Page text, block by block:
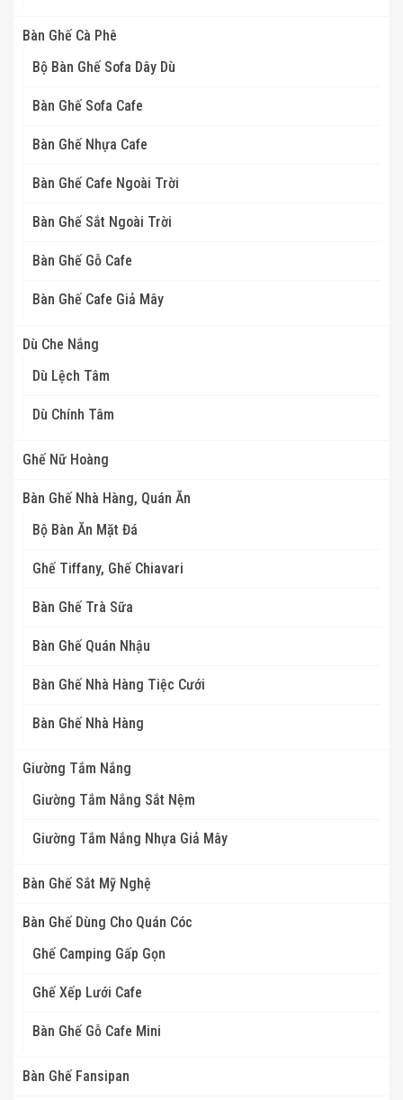
Bàn Ghế Cà Phê
Bộ Bàn Ghế Sofa Dây Dù
Bàn Ghế Sofa Cafe
Bàn Ghế Nhựa Cafe
Bàn Ghế Cafe Ngoài Trời
Bàn Ghế Sắt Ngoài Trời
Bàn Ghế Gỗ Cafe
Bàn Ghế Cafe Giả Mây
Dù Che Nắng
Dù Lệch Tâm
Dù Chính Tâm
Ghế Nữ Hoàng
Bàn Ghế Nhà Hàng, Quán Ăn
Bộ Bàn Ăn Mặt Đá
Ghế Tiffany, Ghế Chiavari
Bàn Ghế Trà Sữa
Bàn Ghế Quán Nhậu
Bàn Ghế Nhà Hàng Tiệc Cưới
Bàn Ghế Nhà Hàng
Giường Tắm Nắng
Giường Tắm Nắng Sắt Nệm
Giường Tắm Nắng Nhựa Giả Mây
Bàn Ghế Sắt Mỹ Nghệ
Bàn Ghế Dùng Cho Quán Cóc
Ghế Camping Gấp Gọn
Ghế Xếp Lưới Cafe
Bàn Ghế Gỗ Cafe Mini
Bàn Ghế Fansipan